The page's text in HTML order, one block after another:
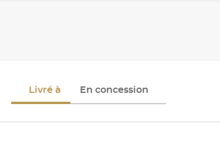
Livré à En concession